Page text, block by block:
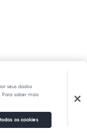
seus dados
saber mais
os cookies